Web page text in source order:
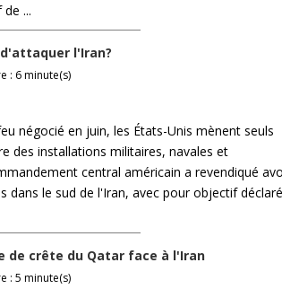
...
l'Iran?
: 6 minute(s)
négocié en juin, les États-Unis mènent seuls
des installations militaires, navales et
central américain a revendiqué
dans le sud de l'Iran, avec pour objectif déclaré
de crête du Qatar face à l'Iran
: 5 minute(s)